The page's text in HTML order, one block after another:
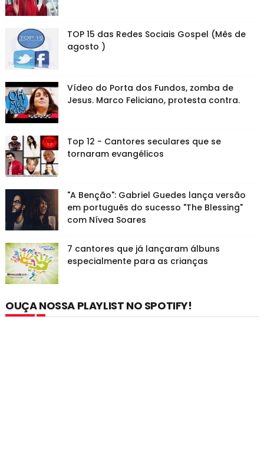
TOP 15 das Redes Sociais Gospel (Mês de
agosto )
Vídeo do Porta dos Fundos, zomba de
Jesus. Marco Feliciano, protesta contra.
Top 12 - Cantores seculares que se
tornaram evangélicos
"A Benção": Gabriel Guedes lança versão
em português do sucesso "The Blessing"
com Nívea Soares
7 cantores que já lançaram álbuns
especialmente para as crianças
OUÇA NOSSA PLAYLIST NO SPOTIFY!